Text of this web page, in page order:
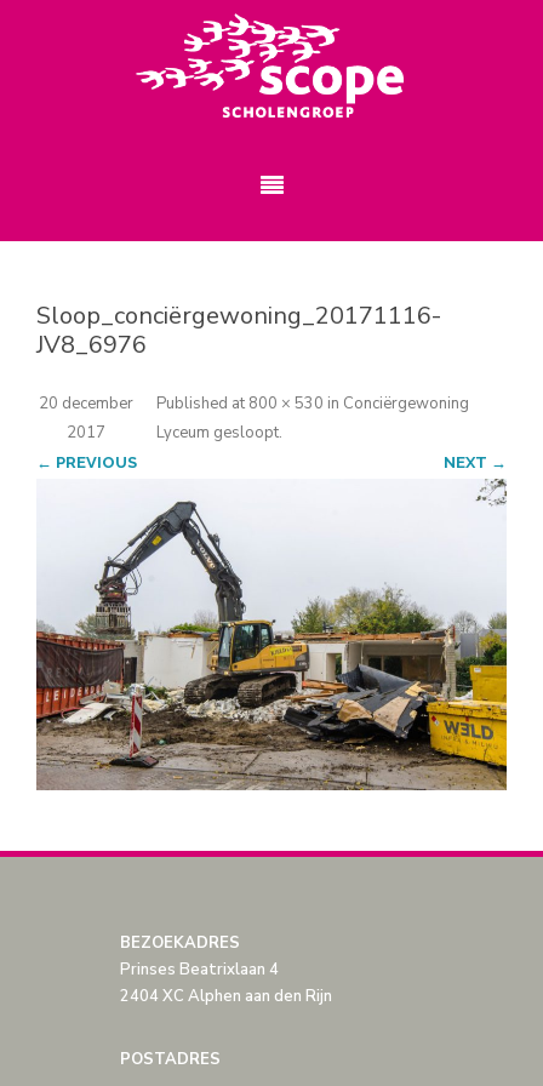
Sloop_conciërgewoning_20171116-
JV8_6976
Published
20 december
2017
at 800 × 530 in Conciërgewoning
Lyceum gesloopt.
← PREVIOUS NEXT →
BEZOEKADRES
Prinses Beatrixlaan 4
2404 XC Alphen aan den Rijn
POSTADRES